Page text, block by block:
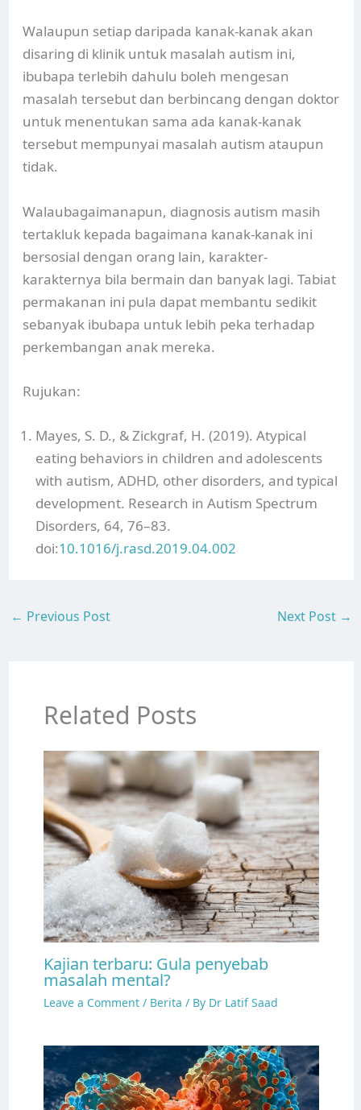
Walaupun setiap daripada kanak-kanak akan
disaring di klinik untuk masalah autism ini,
ibubapa terlebih dahulu boleh mengesan
masalah tersebut dan berbincang dengan doktor
untuk menentukan sama ada kanak-kanak
tersebut mempunyai masalah autism ataupun
tidak.
Walaubagaimanapun, diagnosis autism masih
tertakluk kepada bagaimana kanak-kanak ini
bersosial dengan orang lain, karakter-
karakternya bila bermain dan banyak lagi. Tabiat
permakanan ini pula dapat membantu sedikit
sebanyak ibubapa untuk lebih peka terhadap
perkembangan anak mereka.
Rujukan:
Mayes, S. D., & Zickgraf, H. (2019). Atypical
eating behaviors in children and adolescents
with autism, ADHD, other disorders, and typical
development. Research in Autism Spectrum
Disorders, 64, 76–83.
doi:10.1016/j.rasd.2019.04.002
← Previous Post Next Post →
Related Posts
Kajian terbaru: Gula penyebab
masalah mental?
Leave a Comment / Berita / By Dr Latif Saad